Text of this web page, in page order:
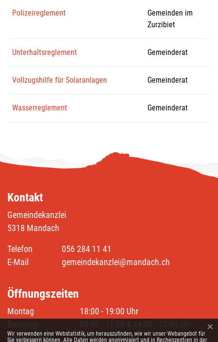
Polizeireglement
Gemeinden im
Zurzibiet
Unterhaltsreglement Gemeinderat
Vollzugshilfe für Solaranlagen Gemeinderat
Wasserreglement Gemeinderat
Kontakt
Gemeindekanzlei
5318 Mandach
Telefon
056 284 11 41
E-Mail
gemeindekanzlei@mandach.ch
Öffnungszeiten
Montag
18:00 - 19:00 Uhr
Donnerstag &
08:00 - 11:00 Uhr
Webstatistik
Wir verwenden eine Webstatistik, um herauszufinden, wie wir unser Webangebot für
Sie verbessern können. Alle Daten werden anonymisiert und in Rechenzentren in der
×